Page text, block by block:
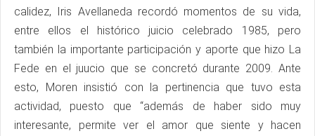
calidez, Iris Avellaneda recordó momentos de su vida,
entre ellos el histórico juicio celebrado 1985, pero
también la importante participación y aporte que hizo La
Fede en el juucio que se concretó durante 2009. Ante
esto, Moren insistió con la pertinencia que tuvo esta
actividad, puesto que “además de haber sido muy
interesante, permite ver el amor que siente y hacen